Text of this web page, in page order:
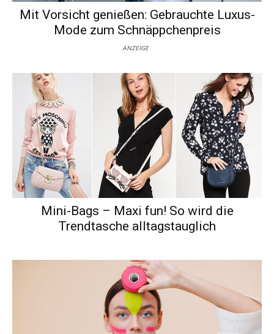
Mit Vorsicht genießen: Gebrauchte Luxus-
Mode zum Schnäppchenpreis
ANZEIGE
Mini-Bags – Maxi fun! So wird die
Trendtasche alltagstauglich